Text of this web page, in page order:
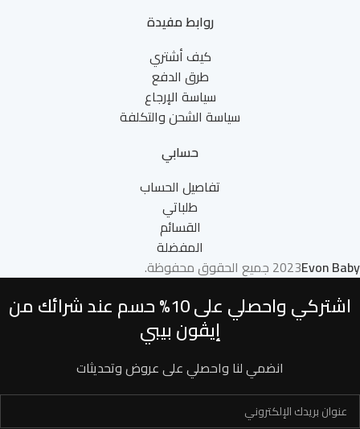
روابط مفيدة
كيف أشتري
طرق الدفع
سياسة الإرجاع
سياسة الشحن والتكلفة
حسابي
تفاصيل الحساب
طلباتي
القسائم
المفضلة
2023Evon Baby جميع الحقوق محفوظة.
اشتركي واحصلي على 10% حسم عند شرائك من
إيڤون بيبي
انضمي لنا واحصلي على عروض وتحديثات